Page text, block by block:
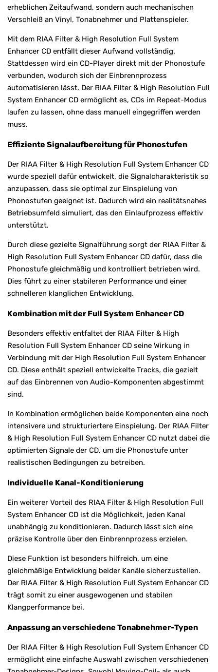
erheblichen Zeitaufwand, sondern auch mechanischen
Verschleiß an Vinyl, Tonabnehmer und Plattenspieler.
Mit dem RIAA Filter & High Resolution Full System
Enhancer CD entfällt dieser Aufwand vollständig.
Stattdessen wird ein CD-Player direkt mit der Phonostufe
verbunden, wodurch sich der Einbrennprozess
automatisieren lässt. Der RIAA Filter & High Resolution Full
System Enhancer CD ermöglicht es, CDs im Repeat-Modus
laufen zu lassen, ohne dass manuell eingegriffen werden
muss.
Effiziente Signalaufbereitung für Phonostufen
Der RIAA Filter & High Resolution Full System Enhancer CD
wurde speziell dafür entwickelt, die Signalcharakteristik so
anzupassen, dass sie optimal zur Einspielung von
Phonostufen geeignet ist. Dadurch wird ein realitätsnahes
Betriebsumfeld simuliert, das den Einlaufprozess effektiv
unterstützt.
Durch diese gezielte Signalführung sorgt der RIAA Filter &
High Resolution Full System Enhancer CD dafür, dass die
Phonostufe gleichmäßig und kontrolliert betrieben wird.
Dies führt zu einer stabileren Performance und einer
schnelleren klanglichen Entwicklung.
Kombination mit der Full System Enhancer CD
Besonders effektiv entfaltet der RIAA Filter & High
Resolution Full System Enhancer CD seine Wirkung in
Verbindung mit der High Resolution Full System Enhancer
CD. Diese enthält speziell entwickelte Tracks, die gezielt
auf das Einbrennen von Audio-Komponenten abgestimmt
sind.
In Kombination ermöglichen beide Komponenten eine noch
intensivere und strukturiertere Einspielung. Der RIAA Filter
& High Resolution Full System Enhancer CD nutzt dabei die
optimierten Signale der CD, um die Phonostufe unter
realistischen Bedingungen zu betreiben.
Individuelle Kanal-Konditionierung
Ein weiterer Vorteil des RIAA Filter & High Resolution Full
System Enhancer CD ist die Möglichkeit, jeden Kanal
unabhängig zu konditionieren. Dadurch lässt sich eine
präzise Kontrolle über den Einbrennprozess erzielen.
Diese Funktion ist besonders hilfreich, um eine
gleichmäßige Entwicklung beider Kanäle sicherzustellen.
Der RIAA Filter & High Resolution Full System Enhancer CD
trägt somit zu einer ausgewogenen und stabilen
Klangperformance bei.
Anpassung an verschiedene Tonabnehmer-Typen
Der RIAA Filter & High Resolution Full System Enhancer CD
ermöglicht eine einfache Auswahl zwischen verschiedenen